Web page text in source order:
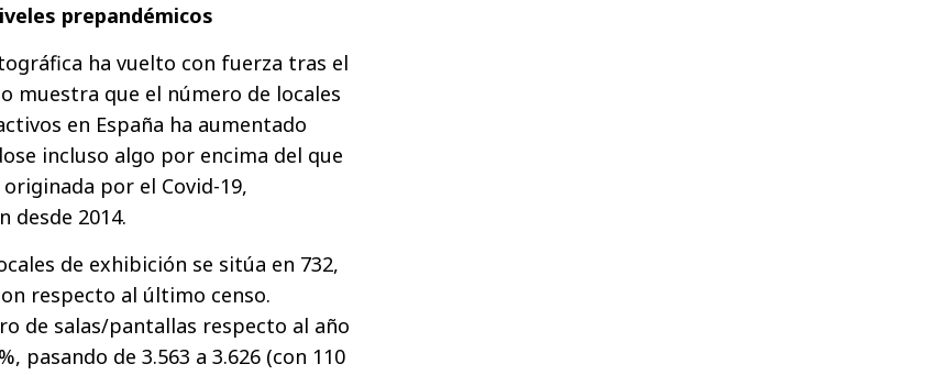
prepandémicos
ha vuelto con fuerza tras el
muestra que el número de locales
en España ha aumentado
incluso algo por encima del que
por el Covid-19,
desde 2014.
de exhibición se sitúa en 732,
respecto al último censo.
de salas/pantallas respecto al año
pasando de 3.563 a 3.626 (con 110